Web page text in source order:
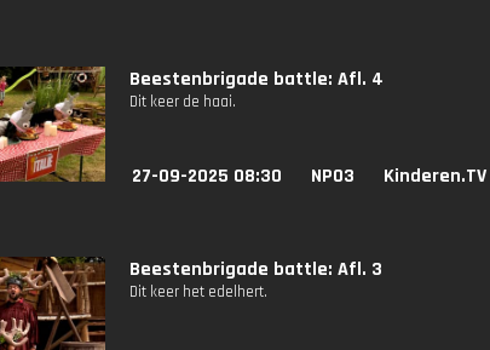
Beestenbrigade battle: Afl. 4
Dit keer de haai.
27-09-2025 08:30 NPO3 Kinderen.TV
Beestenbrigade battle: Afl. 3
Dit keer het edelhert.